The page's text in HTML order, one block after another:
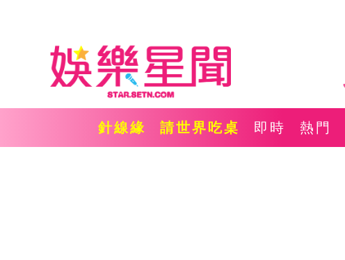
針線緣 請世界吃桌 即時 熱門